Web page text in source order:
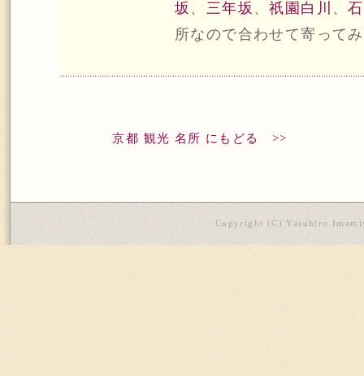
坂 、 三年坂 、祇園白川 、
所なので合わせて寄って
京都 観光 名所 にもどる >>
Copyright (C) Yasuhiro